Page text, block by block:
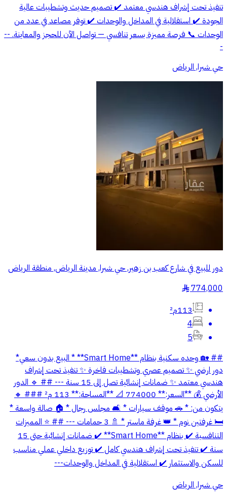
تنفيذ تحت إشراف هندسي معتمد ✔️ تصميم حديث وتشطيبات عالية
الجودة ✔️ استقلالية في المداخل والوحدات ✔️ توفر مصاعد في عدد من
الوحدات 📞 فرصة مميزة بسعر تنافسي — تواصل الآن للحجز والمعاينة. --
-
حي شبرا, الرياض
دور للبيع في شارع كعب بن زهير, حي شبرا, مدينة الرياض, منطقة الرياض
774,000
§
113م²
4
5
## 🏡 وحده سكنية بنظام **Smart Home** * البيع بدون سعي*
دور ارضي ✨ تصميم عصري وتشطيبات فاخرة ✨ تنفيذ تحت إشراف
هندسي معتمد ✨ ضمانات إنشائية تصل إلى 15 سنة --- ## 🔹 الدور
الأرضي 💰 **السعر:** 774000 📐 **المساحة:** 113 م² ### 🔸
يتكون من: * 🚗 موقف سيارات * 🛋 مجلس رجال * 🏠 صالة واسعة *
🛏 غرفتين نوم * 👑 غرفة ماستر * 🚿 3 حمامات --- ## ⭐ المميزات
التنافسية ✔️ بنظام **Smart Home** ✔️ ضمانات إنشائية حتى 15
سنة ✔️ تنفيذ تحت إشراف هندسي كامل ✔️ توزيع داخلي عملي مناسب
للسكن والاستثمار ✔️ استقلالية في المداخل والوحدات---
حي شبرا, الرياض